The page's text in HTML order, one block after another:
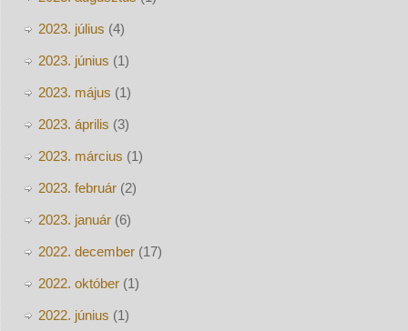
2023. július (4)
2023. június (1)
2023. május (1)
2023. április (3)
2023. március (1)
2023. február(2)
2023. január(6)
2022. december(17)
2022. október(1)
2022. június (1)